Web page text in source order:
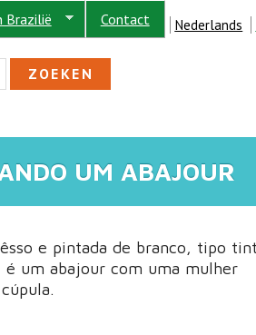
Brazilië Contact Nederlands
UM ABAJOUR
e pintada de branco, tipo
é um abajour com uma mulher